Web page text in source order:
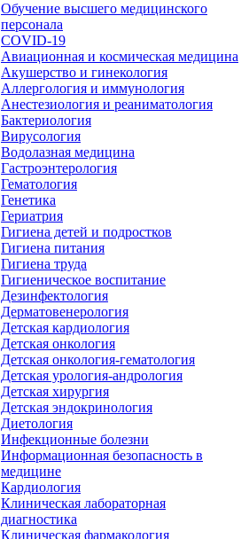
Обучение высшего медицинского
персонала
COVID-19
Авиационная и космическая медицина
Акушерство и гинекология
Аллергология и иммунология
Анестезиология и реаниматология
Бактериология
Вирусология
Водолазная медицина
Гастроэнтерология
Гематология
Генетика
Гериатрия
Гигиена детей и подростков
Гигиена питания
Гигиена труда
Гигиеническое воспитание
Дезинфектология
Дерматовенерология
Детская кардиология
Детская онкология
Детская онкология-гематология
Детская урология-андрология
Детская хирургия
Детская эндокринология
Диетология
Инфекционные болезни
Информационная безопасность в
медицине
Кардиология
Клиническая лабораторная
диагностика
Клиническая фармакология